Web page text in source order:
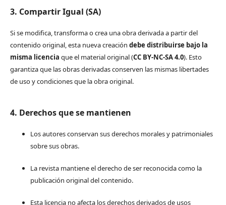
3. Compartir Igual (SA)
Si se modifica, transforma o crea una obra derivada a partir del
contenido original, esta nueva creación debe distribuirse bajo la
misma licencia que el material original (CC BY-NC-SA 4.0). Esto
garantiza que las obras derivadas conserven las mismas libertades
de uso y condiciones que la obra original.
4. Derechos que se mantienen
Los autores conservan sus derechos morales y patrimoniales
sobre sus obras.
La revista mantiene el derecho de ser reconocida como la
publicación original del contenido.
Esta licencia no afecta los derechos derivados de usos